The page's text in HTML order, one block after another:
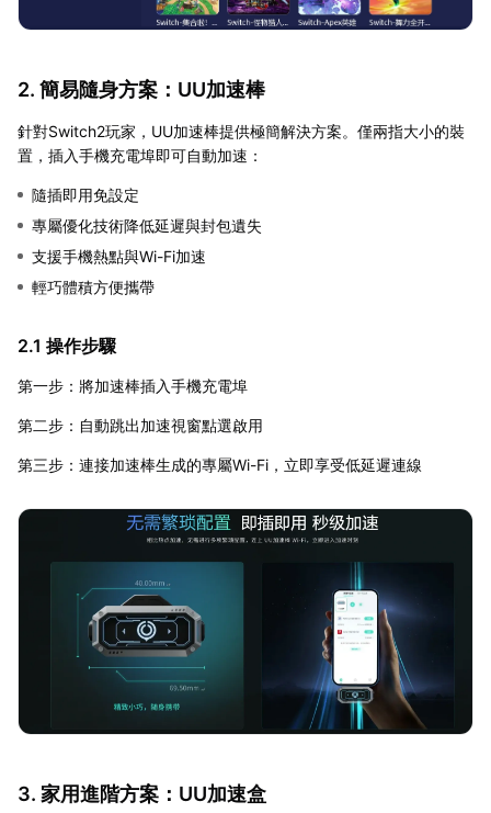
2. 簡易隨身方案：UU加速棒
針對Switch2玩家，UU加速棒提供極簡解決方案。僅兩指大小的裝
置，插入手機充電埠即可自動加速：
隨插即用免設定
專屬優化技術降低延遲與封包遺失
支援手機熱點與Wi-Fi加速
輕巧體積方便攜帶
2.1 操作步驟
第一步：將加速棒插入手機充電埠
第二步：自動跳出加速視窗點選啟用
第三步：連接加速棒生成的專屬Wi-Fi，立即享受低延遲連線
3. 家用進階方案：UU加速盒